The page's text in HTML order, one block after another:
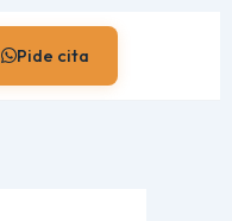
Pide cita